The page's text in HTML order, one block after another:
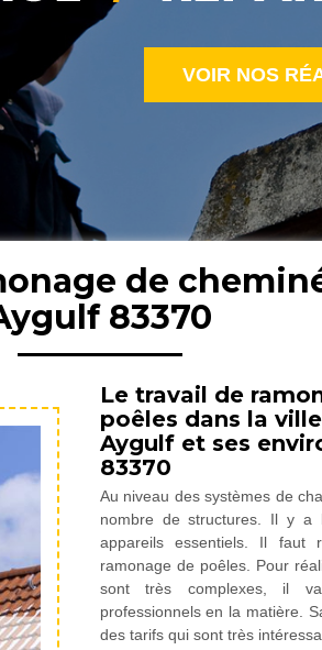
VOIR NOS
de
83370
Le travail de
poêles dans la
Aygulf et ses
83370
Au niveau des systèmes de
nombre de structures. Il y a
appareils essentiels. Il faut
ramonage de poêles. Pour
sont très complexes, il
professionnels en la matière.
des tarifs qui sont très